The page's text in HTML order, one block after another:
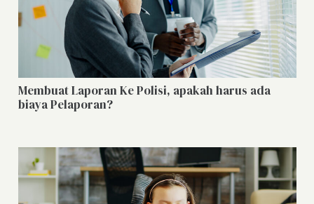
Membuat Laporan Ke Polisi, apakah harus ada
biaya Pelaporan?